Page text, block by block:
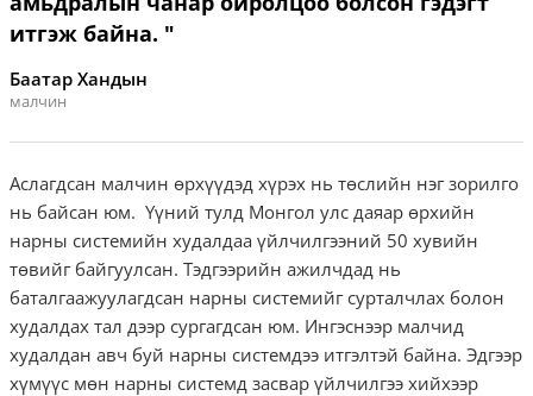
итгэж байна. "
Баатар Хандын
малчин
Аслагдсан малчин өрхүүдэд хүрэх нь төслийн нэг зорилго
нь байсан юм. Үүний тулд Монгол улс даяар өрхийн
нарны системийн худалдаа үйлчилгээний 50 хувийн
төвийг байгуулсан. Тэдгээрийн ажилчдад нь
баталгаажуулагдсан нарны системийг сурталчлах болон
худалдах тал дээр сургагдсан юм. Ингэснээр малчид
худалдан авч буй нарны системдээ итгэлтэй байна. Эдгээр
хүмүүс мөн нарны системд засвар үйлчилгээ хийхээр